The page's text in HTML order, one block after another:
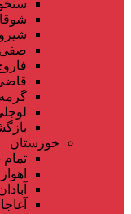
صفی
گرمه
خوزستان
اهواز